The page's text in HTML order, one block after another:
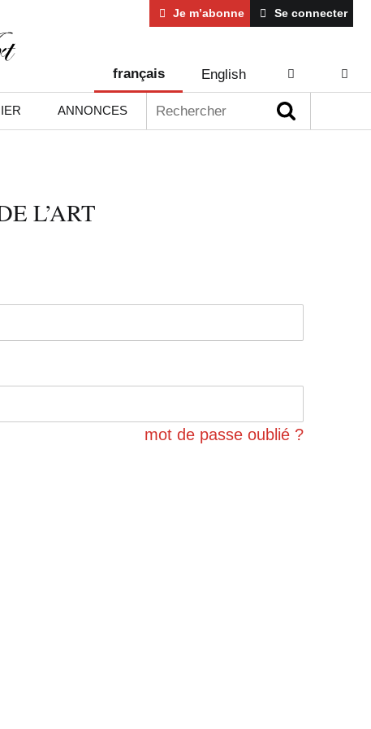
Je m’abonne Se connecter
ANNONCES
français English AIDE
L’ART
mot de passe oublié ?